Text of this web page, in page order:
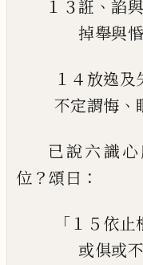
１３誑 、諂與
掉舉與
１４放逸及
不定謂悔 、
已說六識
位 ？頌曰 ：
「１５依止
或俱或